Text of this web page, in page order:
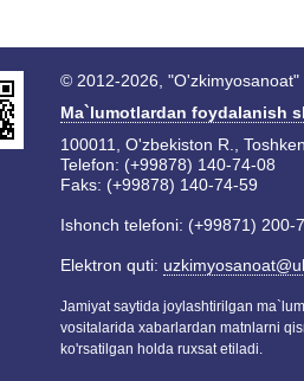
© 2012-2026, "O'zkimyosanoat"
Ma`lumotlardan foydalanish
100011, O'zbekiston R.,
Telefon: (+99878) 140-74-08
Faks: (+99878) 140-74-59
Ishonch telefoni: (+99871) 200-
Elektron quti:
Jamiyat saytida joylashtirilgan
vositalarida xabarlardan matnlarni
ko'rsatilgan holda ruxsat etiladi.